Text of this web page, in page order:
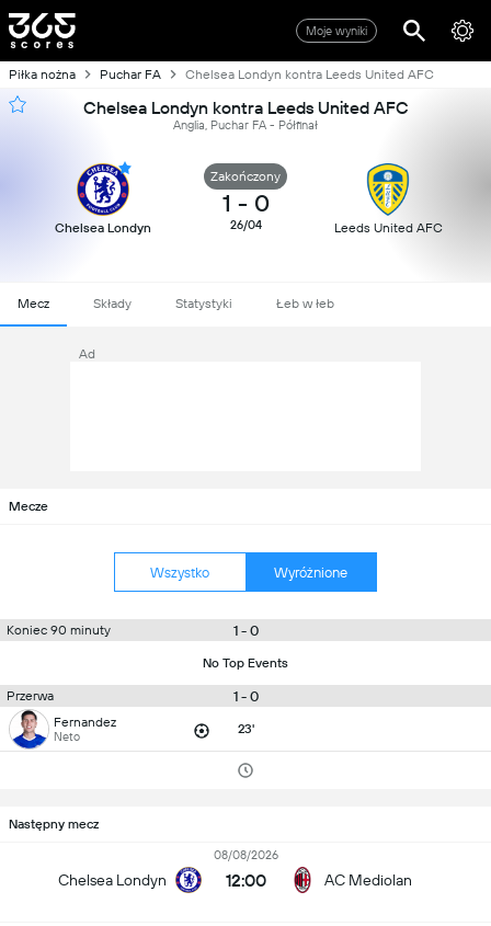
Moje wyniki
Piłka nożna Puchar FA Chelsea Londyn kontra Leeds United AFC
Chelsea Londyn kontra Leeds United AFC
Anglia, Puchar FA - Półfinał
Chelsea Londyn
Zakończony
1 - 0
26/04 Leeds United AFC
Mecz Składy Statystyki Łeb w łeb
Ad
Mecze
Wszystko Wyróżnione
Koniec 90 minuty 1 - 0
No Top Events
Przerwa 1 - 0
Fernandez
Neto 23'
Następny mecz
Chelsea Londyn
08/08/2026
12:00 AC Mediolan